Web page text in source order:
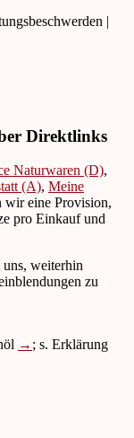
Direktlinks
Naturwaren (D),
(A), Meine
wir eine Provision,
pro Einkauf und
weiterhin
zu
→ ; s. Erklärung